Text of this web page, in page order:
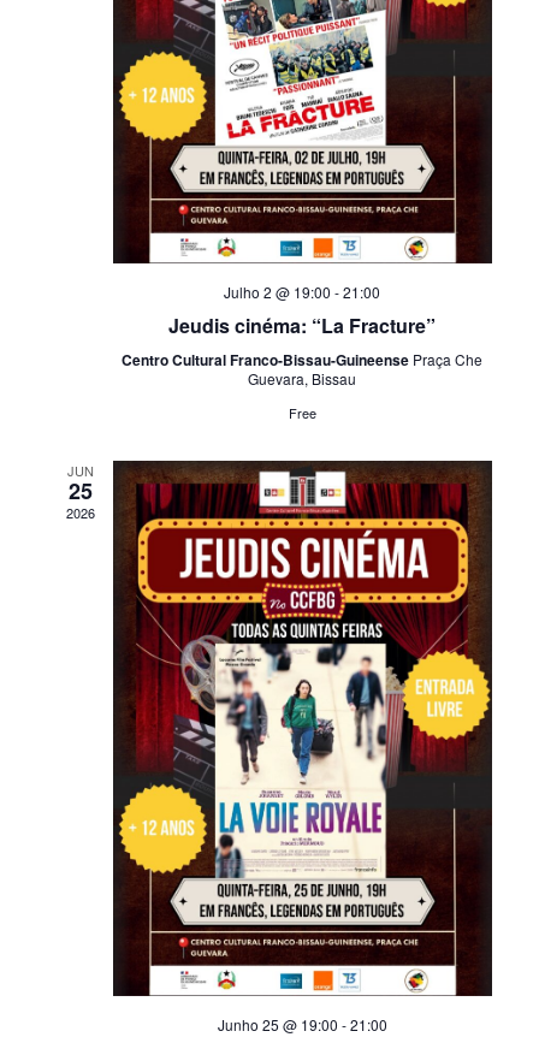
Julho 2 @ 19:00 -21:00
Jeudis cinéma: “La Fracture”
Centro Cultural Franco-Bissau-Guineense Praça Che
Guevara, Bissau
Free
JUN
25
2026
Junho 25 @ 19:00 -21:00